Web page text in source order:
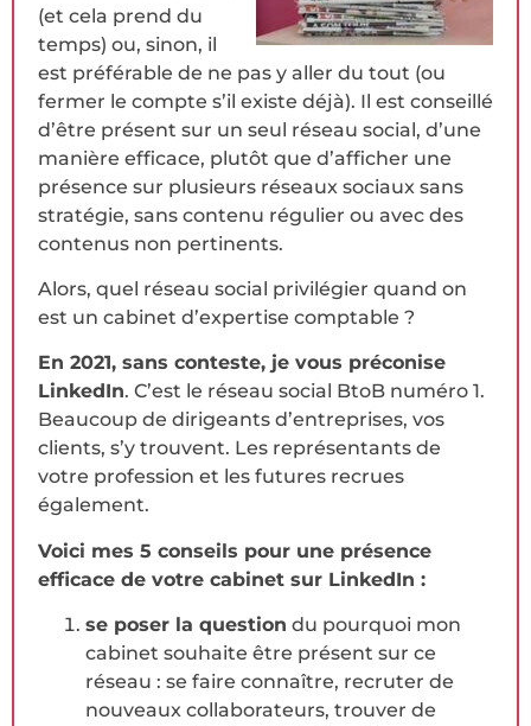
(et cela prend du
temps) ou, sinon, il
est préférable de ne pas y aller du tout (ou
fermer le compte s’il existe déjà). Il est conseillé
d’être présent sur un seul réseau social, d’une
manière efficace, plutôt que d’afficher une
présence sur plusieurs réseaux sociaux sans
stratégie, sans contenu régulier ou avec des
contenus non pertinents.
Alors, quel réseau social privilégier quand on
est un cabinet d’expertise comptable ?
En 2021, sans conteste, je vous préconise
LinkedIn. C’est le réseau social BtoB numéro 1.
Beaucoup de dirigeants d’entreprises, vos
clients, s’y trouvent. Les représentants de
votre profession et les futures recrues
également.
Voici mes 5 conseils pour une présence
efficace de votre cabinet sur LinkedIn :
se poser la question du pourquoi mon
cabinet souhaite être présent sur ce
réseau : se faire connaître, recruter de
nouveaux collaborateurs, trouver de